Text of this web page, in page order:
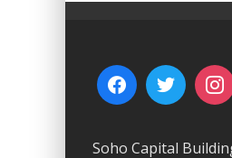
Soho Capital